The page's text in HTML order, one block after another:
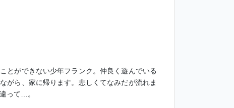
とができない少年フランク。仲良く遊んでいる
がら、家に帰ります。悲しくてなみだが流れま
って…。